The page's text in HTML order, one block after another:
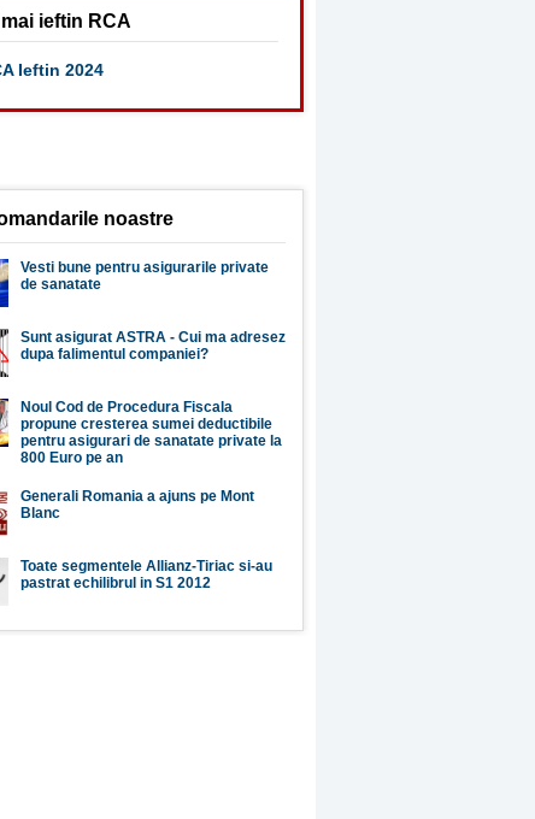
ieftin RCA
Ieftin 2024
noastre
Vesti bune pentru asigurarile private
de sanatate
Sunt asigurat ASTRA - Cui ma adresez
dupa falimentul companiei?
Noul Cod de Procedura Fiscala
propune cresterea sumei deductibile
pentru asigurari de sanatate private la
800 Euro pe an
Generali Romania a ajuns pe Mont
Blanc
Toate segmentele Allianz-Tiriac si-au
pastrat echilibrul in S1 2012